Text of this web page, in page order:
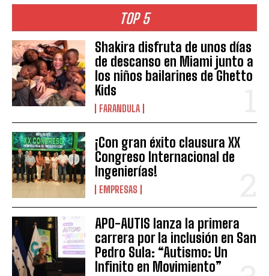
TOP 5
Shakira disfruta de unos días
de descanso en Miami junto a
los niños bailarines de Ghetto
Kids
FARANDULA
¡Con gran éxito clausura XX
Congreso Internacional de
Ingenierías!
EMPRESAS
APO-AUTIS lanza la primera
carrera por la inclusión en San
Pedro Sula: “Autismo: Un
Infinito en Movimiento”